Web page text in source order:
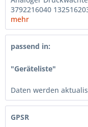
3792216040
mehr
passend in:
"Geräteliste"
Daten werden
GPSR